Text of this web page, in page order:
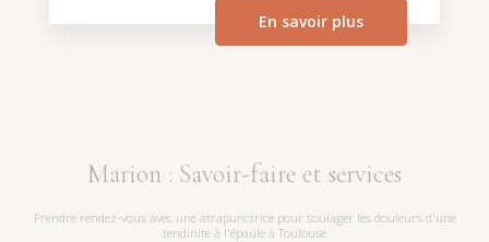
En savoir plus
Marion : Savoir-faire et services
Prendre rendez-vous avec une atrapunctrice pour soulager les douleurs d'une
tendinite à l'épaule à Toulouse